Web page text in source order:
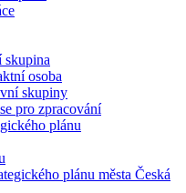
skupina
osoba
skupiny
pro zpracování
plánu
plánu města Česká